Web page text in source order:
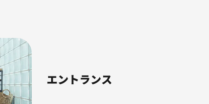
エントランス